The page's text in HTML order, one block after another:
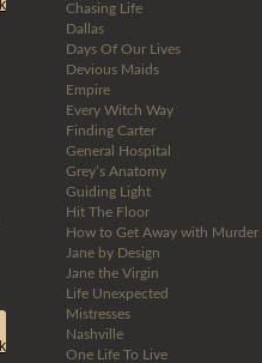
Chasing Life
Dallas
Days Of Our Lives
Devious Maids
Empire
Every Witch Way
Finding Carter
General Hospital
Grey’s Anatomy
Guiding Light
Hit The Floor
How to Get Away with Murder
Jane by Design
Jane the Virgin
Life Unexpected
Mistresses
Nashville
One Life To Live